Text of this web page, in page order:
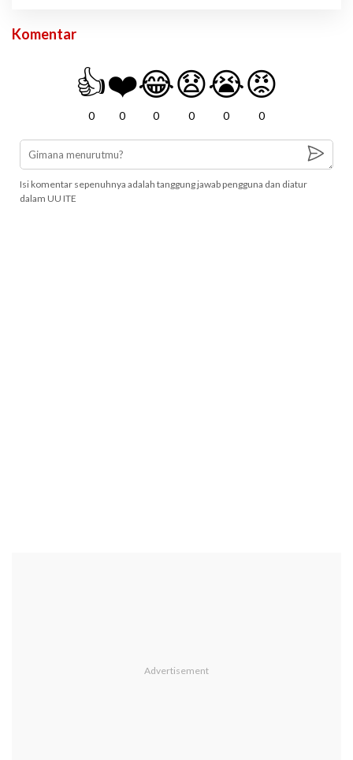
Komentar
👍
0
❤️
0
😂
0
😧
0
😭
0
😡
0
Isi komentar sepenuhnya adalah tanggung jawab pengguna dan diatur
dalam UU ITE